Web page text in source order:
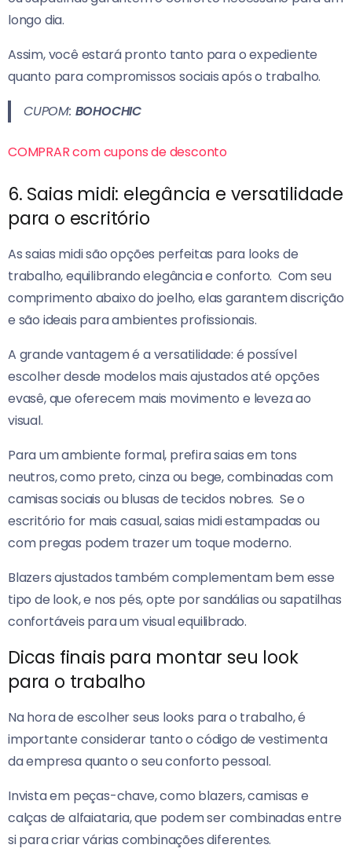
longo dia.
Assim, você estará pronto tanto para o expediente
quanto para compromissos sociais após o trabalho.
CUPOM: BOHOCHIC
COMPRAR com cupons de desconto
6. Saias midi: elegância e versatilidade
para o escritório
As saias midi são opções perfeitas para looks de
trabalho, equilibrando elegância e conforto. Com seu
comprimento abaixo do joelho, elas garantem discrição
e são ideais para ambientes profissionais.
A grande vantagem é a versatilidade: é possível
escolher desde modelos mais ajustados até opções
evasê, que oferecem mais movimento e leveza ao
visual.
Para um ambiente formal, prefira saias em tons
neutros, como preto, cinza ou bege, combinadas com
camisas sociais ou blusas de tecidos nobres. Se o
escritório for mais casual, saias midi estampadas ou
com pregas podem trazer um toque moderno.
Blazers ajustados também complementam bem esse
tipo de look, e nos pés, opte por sandálias ou sapatilhas
confortáveis para um visual equilibrado.
Dicas finais para montar seu look
para o trabalho
Na hora de escolher seus looks para o trabalho, é
importante considerar tanto o código de vestimenta
da empresa quanto o seu conforto pessoal.
Invista em peças-chave, como blazers, camisas e
calças de alfaiataria, que podem ser combinadas entre
si para criar várias combinações diferentes.